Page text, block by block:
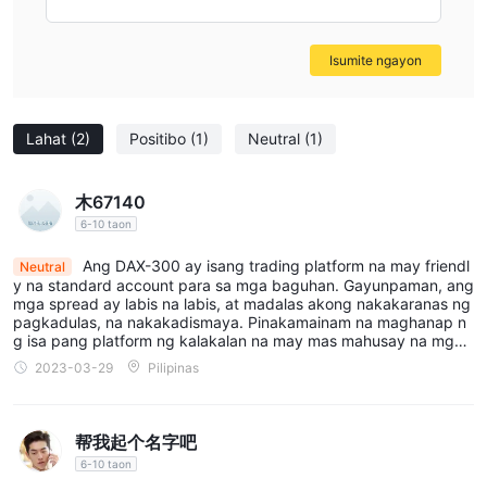
pakikipag-ugnayan.
Sa pangkalahatan, ang Dax-300 ay isang shady brokerage at
nito, hindi ma-access na website, at mataas na set ng spread.
Mga Madalas Itanong
Ang DAX-300 ba ay ligtas?
Hindi. Hindi ito maayos na regulado.
nagsisimula?
Hindi. Bagaman nag-aalok ito ng MT4 at demo account, ang
Lahat (2) Positibo (1) Neutral (1)
木67140
6-10 taon
Neutral
Ang DAX-300 ay isang trading platform na may friendl
y na standard account para sa mga baguhan. Gayunpaman, ang
mga spread ay labis na labis, at madalas akong nakakaranas ng
pagkadulas, na nakakadismaya. Pinakamainam na maghanap n
g isa pang platform ng kalakalan na may mas mahusay na mga
kondisyon upang maiwasan ang pagkabigo at potensyal na pag
kalugi na dulot ng paggamit ng DAX-300.
2023-03-29 Pilipinas
帮我起个名字吧
6-10 taon
Isumite ngayon